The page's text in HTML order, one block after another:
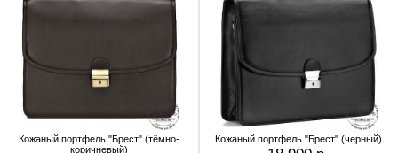
Кожаный портфель "Брест" (тёмно-
коричневый)
Кожаный портфель "Брест" (черный)